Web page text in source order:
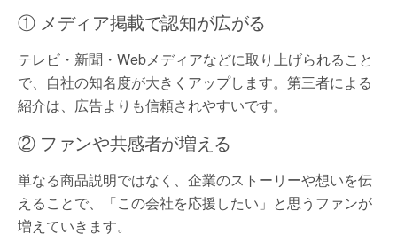
① メディア掲載で認知が広がる
テレビ・新聞・Webメディアなどに取り上げられること
で、自社の知名度が大きくアップします。第三者による
紹介は、広告よりも信頼されやすいです。
② ファンや共感者が増える
単なる商品説明ではなく、企業のストーリーや想いを伝
えることで、「この会社を応援したい」と思うファンが
増えていきます。